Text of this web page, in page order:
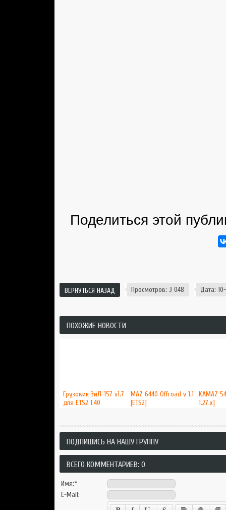
Поделиться этой
ВЕРНУТЬСЯ НАЗАД Просмотров: 3 048 Дата:
ПОХОЖИЕ НОВОСТИ
Грузовик ЗиЛ-157 v1.7
для ETS2 1.40
MAZ 6440 Offroad v 1.1
[ETS2]
KAMAZ
1.27.x]
ПОДПИШИСЬ НА НАШУ ГРУППУ
ВСЕГО КОММЕНТАРИЕВ: 0
Имя:*
E-Mail: